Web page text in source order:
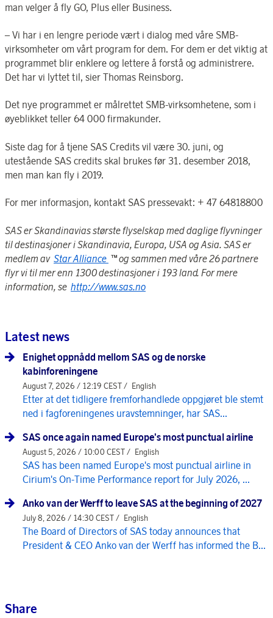
man velger å fly GO, Plus eller Business.
– Vi har i en lengre periode vært i dialog med våre SMB-
virksomheter om vårt program for dem. For dem er det viktig at
programmet blir enklere og lettere å forstå og administrere.
Det har vi lyttet til, sier Thomas Reinsborg.
Det nye programmet er målrettet SMB-virksomhetene, som i
øyeblikket teller 64 000 firmakunder.
Siste dag for å tjene SAS Credits vil være 30. juni, og
utestående SAS credits skal brukes før 31. desember 2018,
men man kan fly i 2019.
For mer informasjon, kontakt SAS pressevakt: + 47 64818800
SAS er Skandinavias største flyselskap med daglige flyvninger
til destinasjoner i Skandinavia, Europa, USA og Asia. SAS er
medlem av Star Alliance ™ og sammen med våre 26 partnere
flyr vi til mer enn 1300 destinasjoner i 193 land. For mere
information, se http://www.sas.no
Latest news
Enighet oppnådd mellom SAS og de norske
kabinforeningene
August 7, 2026 / 12:19 CEST / English
Etter at det tidligere fremforhandlede oppgjøret ble stemt
ned i fagforeningenes uravstemninger, har SAS...
SAS once again named Europe's most punctual airline
August 5, 2026 / 10:00 CEST / English
SAS has been named Europe's most punctual airline in
Cirium's On-Time Performance report for July 2026, ...
Anko van der Werff to leave SAS at the beginning of 2027
July 8, 2026 / 14:30 CEST / English
The Board of Directors of SAS today announces that
President & CEO Anko van der Werff has informed the B...
Share